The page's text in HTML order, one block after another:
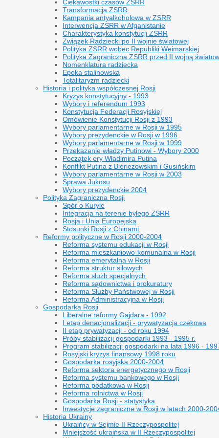
Ciekawostki czasów ZSRR
Transformacja ZSRR
Kampania antyalkoholowa w ZSRR
Interwencja ZSRR w Afganistanie
Charakterystyka konstytucji ZSRR
Związek Radziecki po II wojnie światowej
Polityka ZSRR wobec Republiki Weimarskiej
Polityka Zagraniczna ZSRR przed II wojną
Nomenklatura radziecka
Epoka stalinowska
Totalitaryzm radziecki
Historia i polityka współczesnej Rosji
Kryzys konstytucyjny - 1993
Wybory i referendum 1993
Konstytucja Federacji Rosyjskiej
Omówienie Konstytucji Rosji z 1993
Wybory parlamentarne w Rosji w 1995
Wybory prezydenckie w Rosji w 1996
Wybory parlamentarne w Rosji w 1999
Przekazanie władzy Putinowi - Wybory 2000
Początek ery Władimira Putina
Konflikt Putina z Bieriezowskim i Gusińskim
Wybory parlamentarne w Rosji w 2003
Sprawa Jukosu
Wybory prezydenckie 2004
Polityka Zagraniczna Rosji
Spór o Kuryle
Integracja na terenie byłego ZSRR
Rosja i Unia Europejska
Stosunki Rosji z Chinami
Reformy polityczne w Rosji 2000-2004
Reforma systemu edukacji w Rosji
Reforma mieszkaniowo-komunalna w Rosji
Reforma emerytalna w Rosji
Reforma struktur siłowych
Reforma służb specjalnych
Reforma sądownictwa i prokuratury
Reforma Służby Państwowej w Rosji
Reforma Administracyjna w Rosji
Gospodarka Rosji
Liberalne reformy Gajdara - 1992
I etap denacjonalizacji - prywatyzacja czekowa
II etap prywatyzacji - od roku 1994
Próby stabilizacji gospodarki 1993 - 1995 r.
Program stabilizacji gospodarki na lata 1996 -
Rosyjski kryzys finansowy 1998 roku
Gospodarka rosyjska 2000-2004
Reforma sektora energetycznego w Rosji
Reforma systemu bankowego w Rosji
Reforma podatkowa w Rosji
Reforma rolnictwa w Rosji
Gospodarka Rosji - statystyka
Inwestycje zagraniczne w Rosji w latach 2000-
Historia Ukrainy
Ukraińcy w Sejmie II Rzeczypospolitej
Mniejszość ukraińska w II Rzeczypospolitej